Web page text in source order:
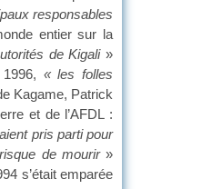
responsables
entier sur la
de Kigali»
« les folles
Kagame, Patrick
et de l’AFDL :
pris parti pour
de mourir»
s’était emparée